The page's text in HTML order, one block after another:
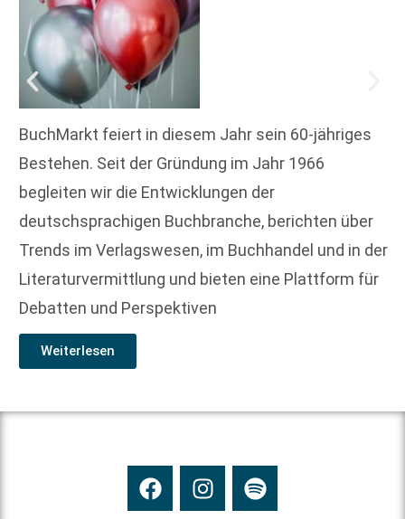
BuchMarkt feiert in diesem Jahr sein 60-jähriges
Bestehen. Seit der Gründung im Jahr 1966
begleiten wir die Entwicklungen der
deutschsprachigen Buchbranche, berichten über
Trends im Verlagswesen, im Buchhandel und in der
Literaturvermittlung und bieten eine Plattform für
Debatten und Perspektiven
Weiterlesen